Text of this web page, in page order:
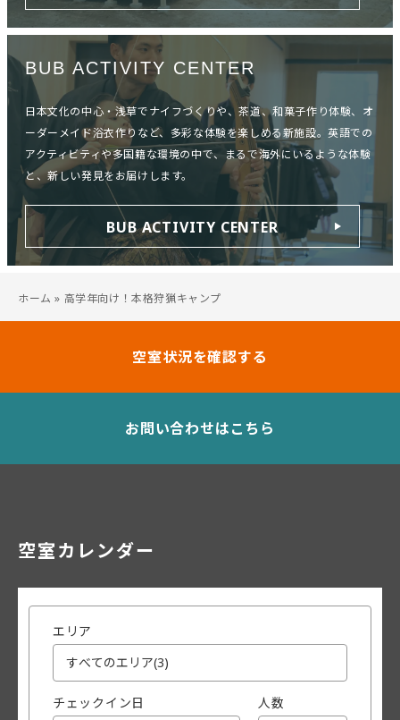
BUB ACTIVITY CENTER
日本文化の中心・浅草でナイフづくりや、茶道、和菓子作り体験、オ
ーダーメイド浴衣作りなど、多彩な体験を楽しめる新施設。英語での
アクティビティや多国籍な環境の中で、まるで海外にいるような体験
と、新しい発見をお届けします。
BUB ACTIVITY CENTER
ホーム » 高学年向け！本格狩猟キャンプ
空室状況を確認する
お問い合わせはこちら
空室カレンダー
エリア
チェックイン日 人数